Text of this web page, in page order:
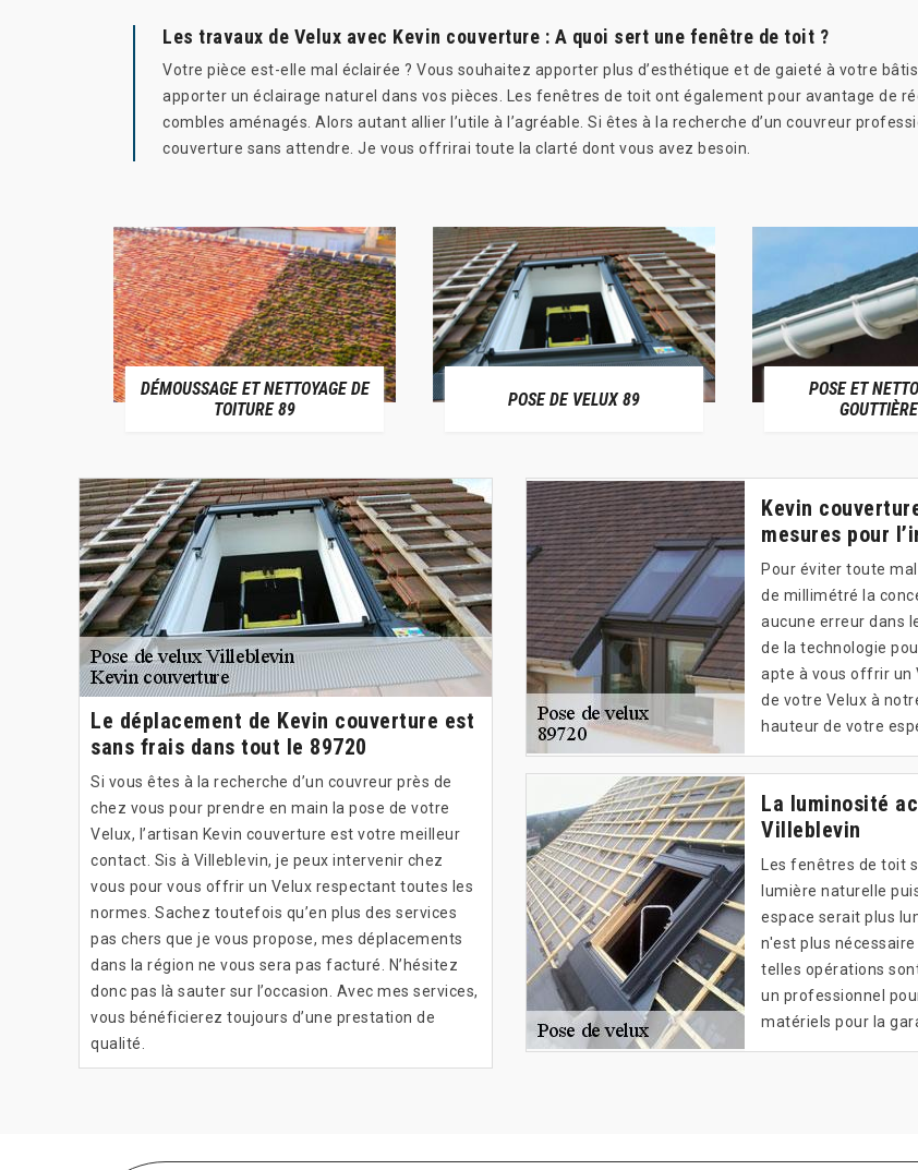
Les travaux de Velux avec Kevin couverture : A quoi sert une fenêtre de toit ?
Votre pièce est-elle mal éclairée ? Vous souhaitez apporter plus d’esthétique et de gaieté à votre
apporter un éclairage naturel dans vos pièces. Les fenêtres de toit ont également pour avantage de
combles aménagés. Alors autant allier l’utile à l’agréable. Si êtes à la recherche d’un couvreur
couverture sans attendre. Je vous offrirai toute la clarté dont vous avez besoin.
DÉMOUSSAGE ET NETTOYAGE DE
TOITURE 89
POSE DE VELUX 89
POSE ET
Le déplacement de Kevin couverture est
sans frais dans tout le 89720
Si vous êtes à la recherche d’un couvreur près de
chez vous pour prendre en main la pose de votre
Velux, l’artisan Kevin couverture est votre meilleur
contact. Sis à Villeblevin, je peux intervenir chez
vous pour vous offrir un Velux respectant toutes les
normes. Sachez toutefois qu’en plus des services
pas chers que je vous propose, mes déplacements
dans la région ne vous sera pas facturé. N’hésitez
donc pas là sauter sur l’occasion. Avec mes services,
vous bénéficierez toujours d’une prestation de
qualité.
Kevin
mesures pour
Pour éviter toute
de millimétré la
aucune erreur dans
de la technologie
apte à vous offrir un
de votre Velux à
hauteur de votre
La luminosité
Villeblevin
Les fenêtres de toit
lumière naturelle
espace serait plus
n'est plus
telles opérations
un professionnel
matériels pour la